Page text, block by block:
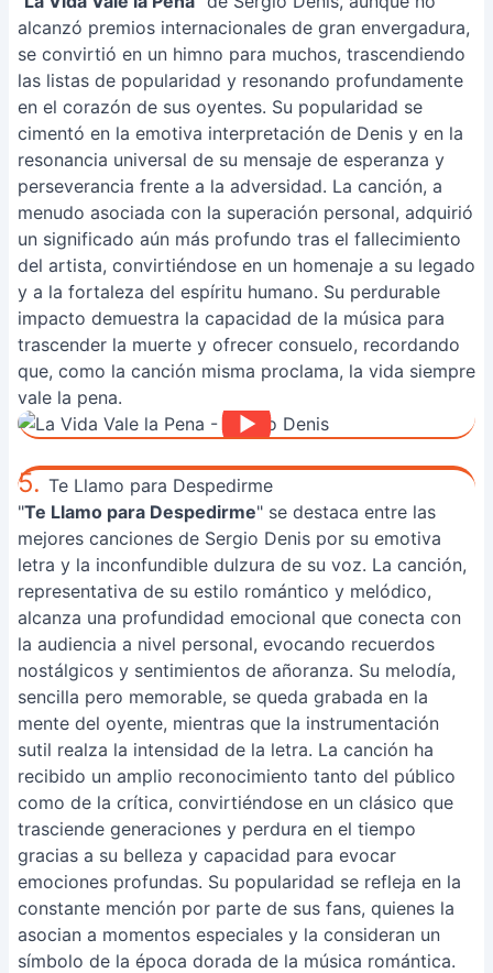
alcanzó premios internacionales de gran envergadura,
se convirtió en un himno para muchos, trascendiendo
las listas de popularidad y resonando profundamente
en el corazón de sus oyentes. Su popularidad se
cimentó en la emotiva interpretación de Denis y en la
resonancia universal de su mensaje de esperanza y
perseverancia frente a la adversidad. La canción, a
menudo asociada con la superación personal, adquirió
un significado aún más profundo tras el fallecimiento
del artista, convirtiéndose en un homenaje a su legado
y a la fortaleza del espíritu humano. Su perdurable
impacto demuestra la capacidad de la música para
trascender la muerte y ofrecer consuelo, recordando
que, como la canción misma proclama, la vida siempre
vale la pena.
5. Te Llamo para Despedirme
"Te Llamo para Despedirme" se destaca entre las
mejores canciones de Sergio Denis por su emotiva
letra y la inconfundible dulzura de su voz. La canción,
representativa de su estilo romántico y melódico,
alcanza una profundidad emocional que conecta con
la audiencia a nivel personal, evocando recuerdos
nostálgicos y sentimientos de añoranza. Su melodía,
sencilla pero memorable, se queda grabada en la
mente del oyente, mientras que la instrumentación
sutil realza la intensidad de la letra. La canción ha
recibido un amplio reconocimiento tanto del público
como de la crítica, convirtiéndose en un clásico que
trasciende generaciones y perdura en el tiempo
gracias a su belleza y capacidad para evocar
emociones profundas. Su popularidad se refleja en la
constante mención por parte de sus fans, quienes la
asocian a momentos especiales y la consideran un
símbolo de la época dorada de la música romántica.